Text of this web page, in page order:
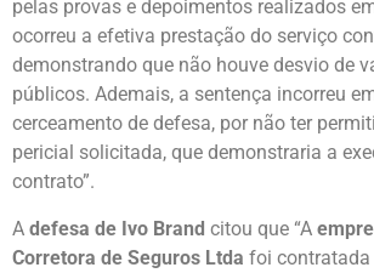
pelas provas e depoimentos realizados
ocorreu a efetiva prestação do serviço
demonstrando que não houve desvio de
públicos. Ademais, a sentença incorreu
cerceamento de defesa, por não ter
pericial solicitada, que demonstraria a
contrato”.
A defesa de Ivo Brand citou que “A
Corretora de Seguros Ltda foi contratada